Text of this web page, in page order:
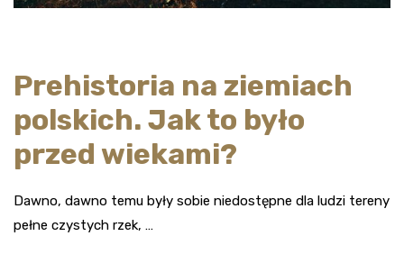
Prehistoria na ziemiach
polskich. Jak to było
przed wiekami?
Dawno, dawno temu były sobie niedostępne dla ludzi tereny
pełne czystych rzek, …